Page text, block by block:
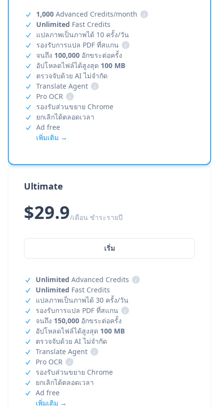
1,000 Advanced Credits/month
i
Unlimited Fast Credits
แปลภาพเป็นภาพได้ 10 ครั้ง/วัน
รองรับการแปล PDF ที่สแกน
i
จนถึง 100,000 อักขระต่อครั้ง
อัปโหลดไฟล์ได้สูงสุด 100 MB
ตรวจจับด้วย AI ไม่จำกัด
Translate Agent
i
Pro OCR
i
รองรับส่วนขยาย Chrome
ยกเลิกได้ตลอดเวลา
Ad free
เพิ่มเติม →
Ultimate
$29.9/เดือน ชำระรายปี
เริ่ม
Unlimited Advanced Credits
i
Unlimited Fast Credits
แปลภาพเป็นภาพได้ 30 ครั้ง/วัน
รองรับการแปล PDF ที่สแกน
i
จนถึง 150,000 อักขระต่อครั้ง
อัปโหลดไฟล์ได้สูงสุด 100 MB
ตรวจจับด้วย AI ไม่จำกัด
Translate Agent
i
Pro OCR
i
รองรับส่วนขยาย Chrome
ยกเลิกได้ตลอดเวลา
Ad free
เพิ่มเติม →